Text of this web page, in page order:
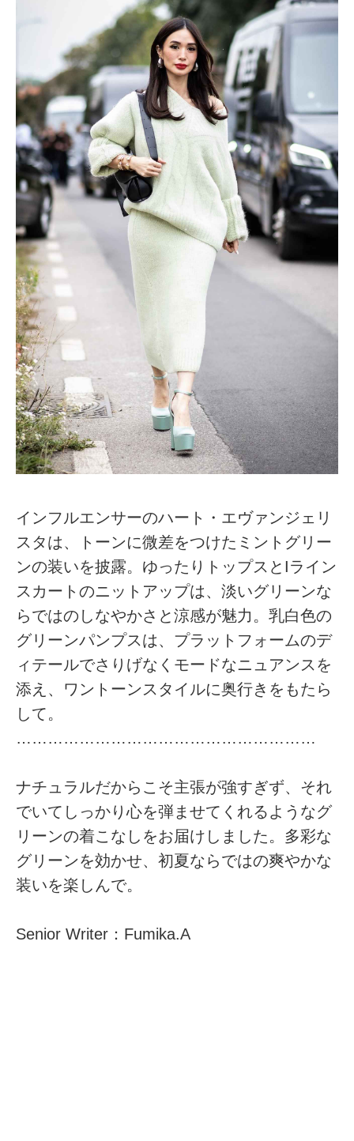
インフルエンサーのハート・エヴァンジェリ
スタは、トーンに微差をつけたミントグリー
ンの装いを披露。ゆったりトップスとIライン
スカートのニットアップは、淡いグリーンな
らではのしなやかさと涼感が魅力。乳白色の
グリーンパンプスは、プラットフォームのデ
ィテールでさりげなくモードなニュアンスを
添え、ワントーンスタイルに奥行きをもたら
して。
…………………………………………………
ナチュラルだからこそ主張が強すぎず、それ
でいてしっかり心を弾ませてくれるようなグ
リーンの着こなしをお届けしました。多彩な
グリーンを効かせ、初夏ならではの爽やかな
装いを楽しんで。
Senior Writer：Fumika.A